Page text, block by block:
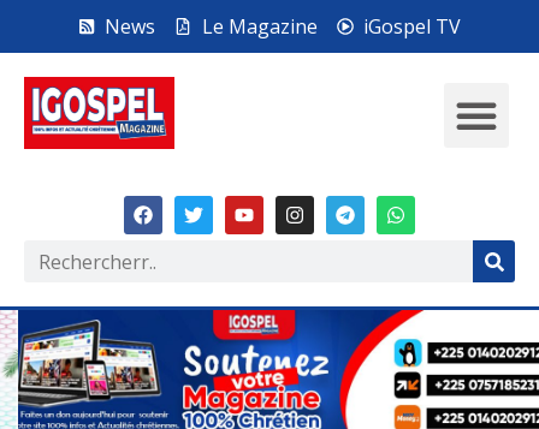
News Le Magazine iGospel TV